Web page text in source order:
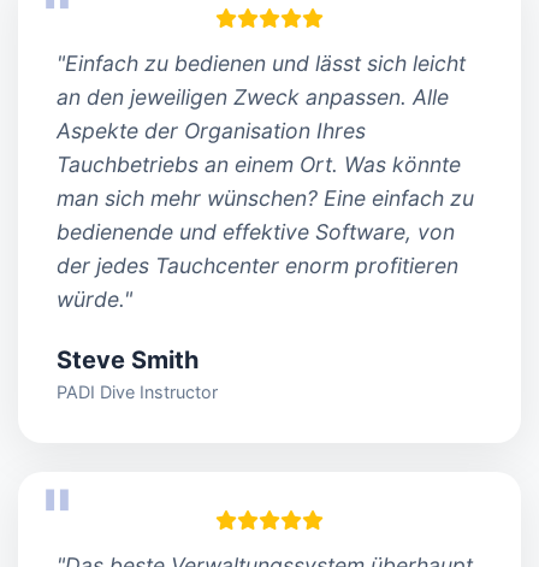
"Einfach zu bedienen und lässt sich leicht
an den jeweiligen Zweck anpassen. Alle
Aspekte der Organisation Ihres
Tauchbetriebs an einem Ort. Was könnte
man sich mehr wünschen? Eine einfach zu
bedienende und effektive Software, von
der jedes Tauchcenter enorm profitieren
würde."
Steve Smith
PADI Dive Instructor